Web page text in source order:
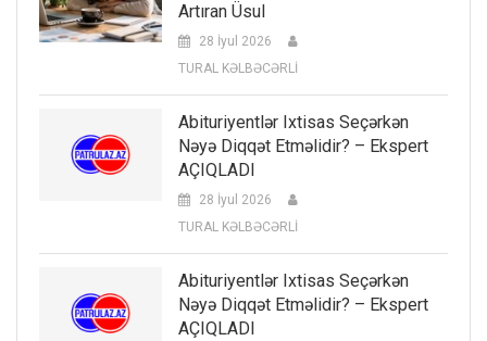
Artıran Üsul
28 İyul 2026
TURAL KƏLBƏCƏRLİ
Abituriyentlər Ixtisas Seçərkən
Nəyə Diqqət Etməlidir? – Ekspert
AÇIQLADI
28 İyul 2026
TURAL KƏLBƏCƏRLİ
Abituriyentlər Ixtisas Seçərkən
Nəyə Diqqət Etməlidir? – Ekspert
AÇIQLADI